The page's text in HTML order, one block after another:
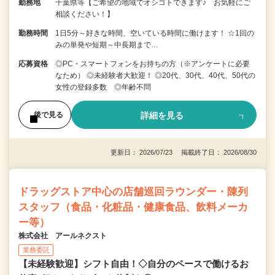
勤務地
千葉県等【ご希望の地域でオシゴトできます♪ お気軽にご
相談ください！】
勤務時間
1日5分～好きな時間、空いている時間に働けます！ ☆1回の
みの単発や短期～中長期まで…
応募資格
◎PC・スマートフォンをお持ちの方（※アンケートに必要
なため） ◎未経験者大歓迎！ ◎20代、30代、40代、50代の
女性の登録多数 ◎年齢不問
後で見る 詳細を見る
更新日： 2026/07/23 掲載終了日： 2026/08/30
ドラッグストア中心の店舗巡回ラウンダー・陳列
スタッフ（食品・化粧品・健康食品、飲料メーカ
ー等）
株式会社 アールネクスト
業務委託
【未経験歓迎】シフト自由！◇自分のペースで働けるお